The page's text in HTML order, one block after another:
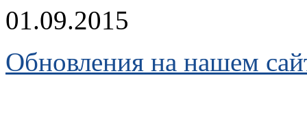
01.09.2015
Обновления на нашем